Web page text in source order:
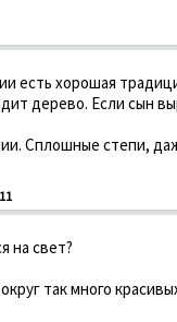
есть хорошая
дерево. Если сын
Сплошные степи,
на свет?
так много